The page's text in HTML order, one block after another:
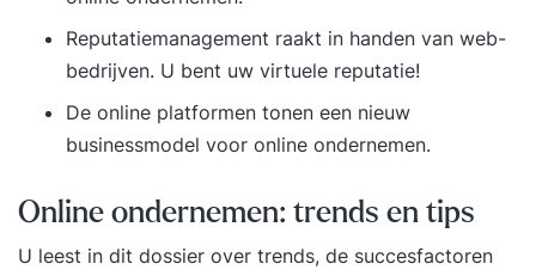
Reputatiemanagement raakt in handen van web-
bedrijven. U bent uw virtuele reputatie!
De online platformen tonen een nieuw
businessmodel voor online ondernemen.
Online ondernemen: trends en tips
U leest in dit dossier over trends, de succesfactoren